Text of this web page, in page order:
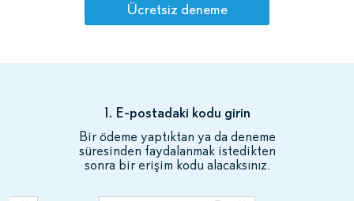
Ücretsiz deneme
1. E-postadaki kodu girin
Bir ödeme yaptıktan ya da deneme
süresinden faydalanmak istedikten
sonra bir erişim kodu alacaksınız.